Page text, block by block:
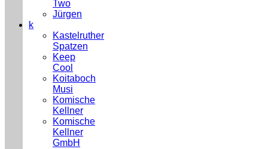
Two
Jürgen
k
Kastelruther
Spatzen
Keep
Cool
Koitaboch
Musi
Komische
Kellner
Komische
Kellner
GmbH